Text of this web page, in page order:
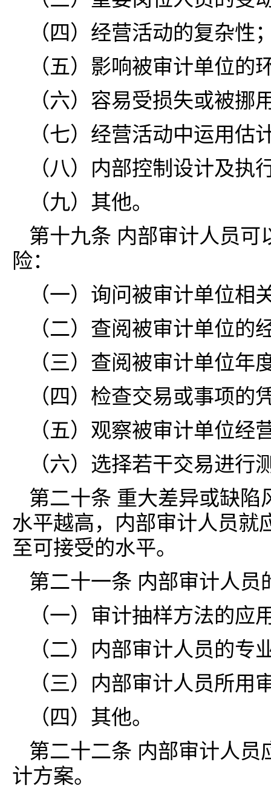
（四）经营活动的复杂性
（五）影响被审计单位的
（六）容易受损失或被挪
（七）经营活动中运用估
（八）内部控制设计及执
（九）其他。
第十九条 内部审计人员
险：
（一）询问被审计单位相
（二）查阅被审计单位
（三）查阅被审计单位
（四）检查交易或事项的
（五）观察被审计单位
（六）选择若干交易进行
第二十条 重大差异或缺
水平越高，内部审计人员就
至可接受的水平。
第二十一条 内部审计人员
（一）审计抽样方法的应
（二）内部审计人员的
（三）内部审计人员所
（四）其他。
第二十二条 内部审计人
计方案。